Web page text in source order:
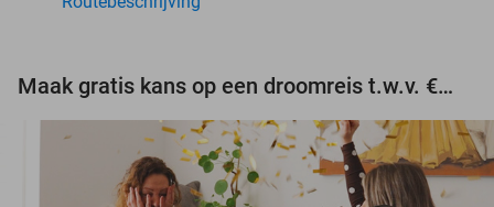
Maak gratis kans op een droomreis t.w.v. €3.000!